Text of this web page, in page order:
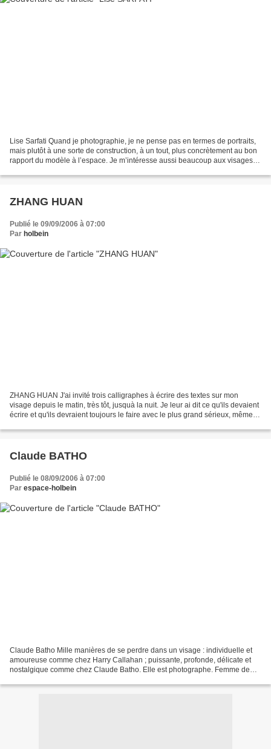
Lise Sarfati Quand je photographie, je ne pense pas en termes de portraits,
mais plutôt à une sorte de construction, à un tout, plus concrètement au bon
rapport du modèle à l’espace. Je m’intéresse aussi beaucoup aux visages
ZHANG HUAN
Publié le 09/09/2006 à 07:00
Par holbein
ZHANG HUAN J'ai invité trois calligraphes à écrire des textes sur mon
visage depuis le matin, très tôt, jusquà la nuit. Je leur ai dit ce qu'ils devaient
écrire et qu'ils devraient toujours le faire avec le plus grand sérieux, même
Claude BATHO
Publié le 08/09/2006 à 07:00
Par espace-holbein
Claude Batho Mille manières de se perdre dans un visage : individuelle et
amoureuse comme chez Harry Callahan ; puissante, profonde, délicate et
nostalgique comme chez Claude Batho. Elle est photographe. Femme de